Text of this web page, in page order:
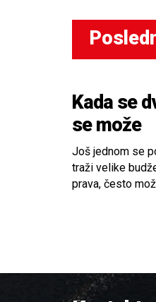
Kada se
se može
Još jednom se
traži velike
prava, često